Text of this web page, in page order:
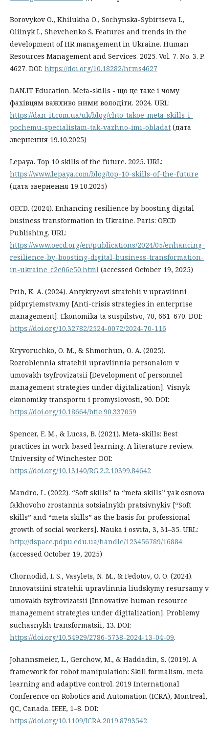
Borovykov O., Khilukha O., Sochynska-Sybirtseva I.,
Oliinyk I., Shevchenko S. Features and trends in the
development of HR management in Ukraine. Human
Resources Management and Services. 2025. Vol. 7. No. 3. P.
4627. DOI: https://doi.org/10.18282/hrms4627
DAN.IT Education. Meta-skills - що це таке і чому
фахівцям важливо ними володіти. 2024. URL:
https://dan-it.com.ua/uk/blog/chto-takoe-meta-skills-i-
pochemu-specialistam-tak-vazhno-imi-obladat (дата
звернення 19.10.2025)
Lepaya. Top 10 skills of the future. 2025. URL:
https://www.lepaya.com/blog/top-10-skills-of-the-future
(дата звернення 19.10.2025)
OECD. (2024). Enhancing resilience by boosting digital
business transformation in Ukraine. Paris: OECD
Publishing. URL:
https://www.oecd.org/en/publications/2024/05/enhancing-
resilience-by-boosting-digital-business-transformation-
in-ukraine_c2e06e50.html (accessed October 19, 2025)
Prib, K. A. (2024). Antykryzovi stratehii v upravlinni
pidpryiemstvamy [Anti-crisis strategies in enterprise
management]. Ekonomika ta suspilstvo, 70, 661–670. DOI:
https://doi.org/10.32782/2524-0072/2024-70-116
Kryvoruchko, O. M., & Shmorhun, O. A. (2025).
Rozroblennia stratehii upravlinnia personalom v
umovakh tsyfrovizatsii [Development of personnel
management strategies under digitalization]. Visnyk
ekonomiky transportu i promyslovosti, 90. DOI:
https://doi.org/10.18664/btie.90.337059
Spencer, E. M., & Lucas, B. (2021). Meta-skills: Best
practices in work-based learning. A literature review.
University of Winchester. DOI:
https://doi.org/10.13140/RG.2.2.10399.84642
Mandro, L. (2022). “Soft skills” ta “meta skills” yak osnova
fakhovoho zrostannia sotsialnykh pratsivnykiv [“Soft
skills” and “meta skills” as the basis for professional
growth of social workers]. Nauka i osvita, 3, 31–35. URL:
http://dspace.pdpu.edu.ua/handle/123456789/16884
(accessed October 19, 2025)
Chornodid, I. S., Vasylets, N. M., & Fedotov, O. O. (2024).
Innovatsiini stratehii upravlinnia liudskymy resursamy v
umovakh tsyfrovizatsii [Innovative human resource
management strategies under digitalization]. Problemy
suchasnykh transformatsii, 13. DOI:
https://doi.org/10.54929/2786-5738-2024-13-04-09.
Johannsmeier, L., Gerchow, M., & Haddadin, S. (2019). A
framework for robot manipulation: Skill formalism, meta
learning and adaptive control. 2019 International
Conference on Robotics and Automation (ICRA), Montreal,
QC, Canada. IEEE, 1–8. DOI:
https://doi.org/10.1109/ICRA.2019.8793542